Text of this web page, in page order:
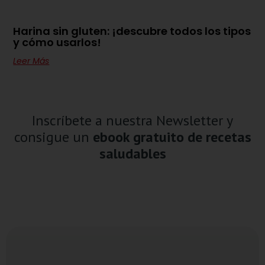
Harina sin gluten: ¡descubre todos los tipos
y cómo usarlos!
Leer Más
Inscríbete a nuestra Newsletter y
consigue un ebook gratuito de recetas
saludables